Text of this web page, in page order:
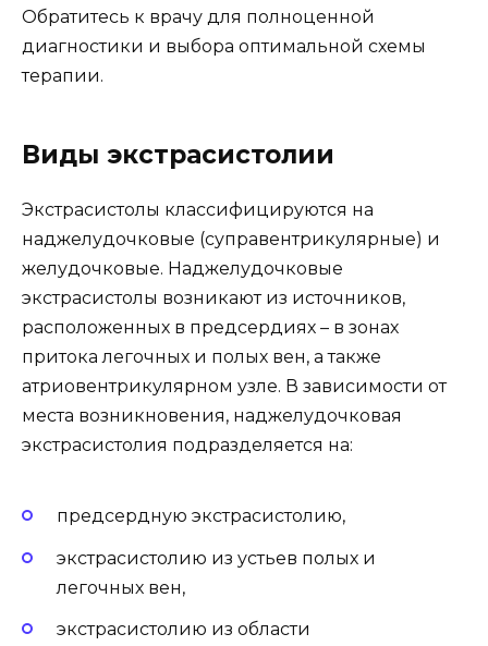
Обратитесь к врачу для полноценной
диагностики и выбора оптимальной схемы
терапии.
Виды экстрасистолии
Экстрасистолы классифицируются на
наджелудочковые (суправентрикулярные) и
желудочковые. Наджелудочковые
экстрасистолы возникают из источников,
расположенных в предсердиях – в зонах
притока легочных и полых вен, а также
атриовентрикулярном узле. В зависимости от
места возникновения, наджелудочковая
экстрасистолия подразделяется на:
предсердную экстрасистолию,
экстрасистолию из устьев полых и
легочных вен,
экстрасистолию из области